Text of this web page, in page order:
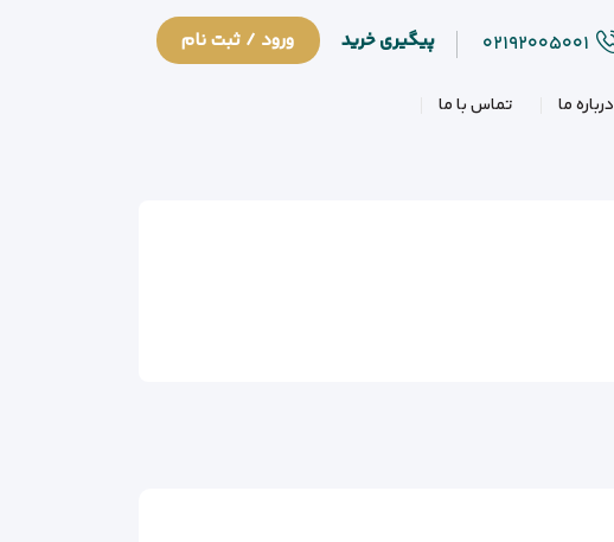
۰۲۱۹۲۰۰۵۰۰۱ پیگیری خرید ورود / ثبت نام
درباره ما تماس با ما